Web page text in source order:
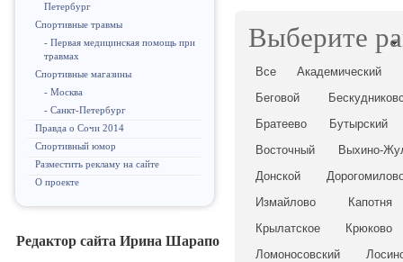
Петербург
Спортивные травмы
- Первая медицинская помощь при
травмах
Спортивные магазины
- Москва
- Санкт-Петербург
Правда о Сочи 2014
Спортивный юмор
Разместить рекламу на сайте
О проекте
Редактор сайта Ирина Шарапо
Выберите
Все Академический
Беговой
Братеево
Бутырский
Восточный
Выхино-
Донской
Измайлово
Капотня
Крылатское
Крюково
Ломоносовский